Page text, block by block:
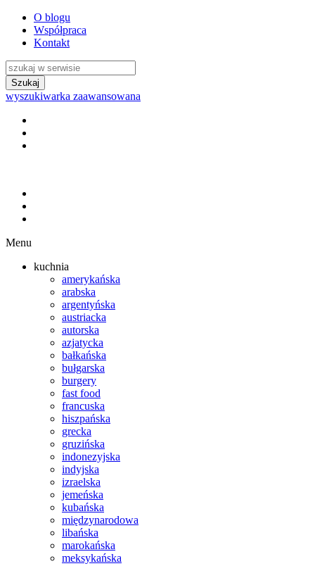
O blogu
Współpraca
Kontakt
wyszukiwarka zaawansowana
Menu
kuchnia
amerykańska
arabska
argentyńska
austriacka
autorska
azjatycka
bałkańska
bułgarska
burgery
fast food
francuska
hiszpańska
grecka
gruzińska
indonezyjska
indyjska
izraelska
jemeńska
kubańska
międzynarodowa
libańska
marokańska
meksykańska